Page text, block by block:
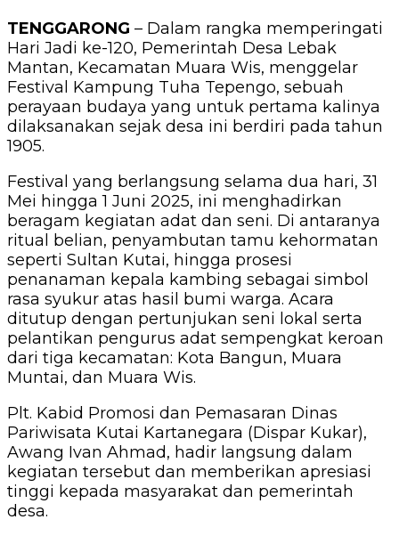
TENGGARONG – Dalam rangka memperingati
Hari Jadi ke-120, Pemerintah Desa Lebak
Mantan, Kecamatan Muara Wis, menggelar
Festival Kampung Tuha Tepengo, sebuah
perayaan budaya yang untuk pertama kalinya
dilaksanakan sejak desa ini berdiri pada tahun
1905.
Festival yang berlangsung selama dua hari, 31
Mei hingga 1 Juni 2025, ini menghadirkan
beragam kegiatan adat dan seni. Di antaranya
ritual belian, penyambutan tamu kehormatan
seperti Sultan Kutai, hingga prosesi
penanaman kepala kambing sebagai simbol
rasa syukur atas hasil bumi warga. Acara
ditutup dengan pertunjukan seni lokal serta
pelantikan pengurus adat sempengkat keroan
dari tiga kecamatan: Kota Bangun, Muara
Muntai, dan Muara Wis.
Plt. Kabid Promosi dan Pemasaran Dinas
Pariwisata Kutai Kartanegara (Dispar Kukar),
Awang Ivan Ahmad, hadir langsung dalam
kegiatan tersebut dan memberikan apresiasi
tinggi kepada masyarakat dan pemerintah
desa.